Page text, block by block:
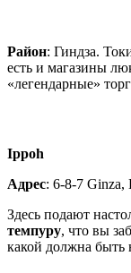
Район: Гиндза.
есть и магазины
«легендарные»
Ippoh
Адрес: 6-8-7
Здесь подают
темпуру, что вы
какой должна быть